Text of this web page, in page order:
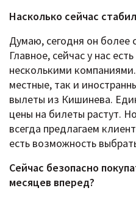
Насколько сейчас
Думаю, сегодня он более
Главное, сейчас у нас
несколькими
местные, так и
вылеты из Кишинева.
цены на билеты растут.
всегда предлагаем
есть возможность
Сейчас безопасно
месяцев вперед?